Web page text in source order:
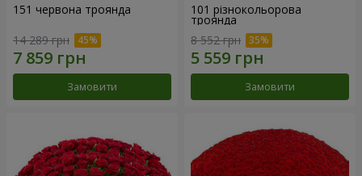
151 червона троянда
14 289 грн
Замовити
101 різнокольорова
троянда
8 552 грн
Замовити